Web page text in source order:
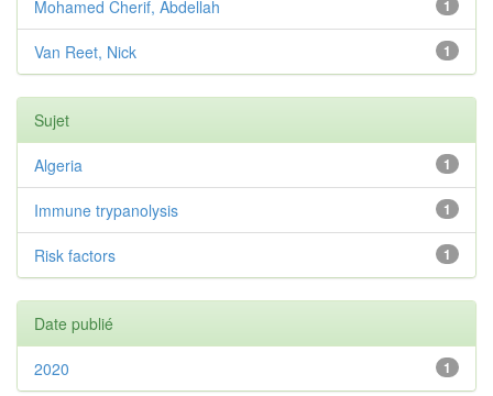
1
Mohamed Cherif, Abdellah
1
Van Reet, Nick
Sujet
1
Algeria
1
Immune trypanolysis
1
Risk factors
Date publié
1
2020